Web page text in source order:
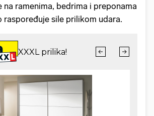
na ramenima, bedrima i preponama
raspoređuje sile prilikom udara.